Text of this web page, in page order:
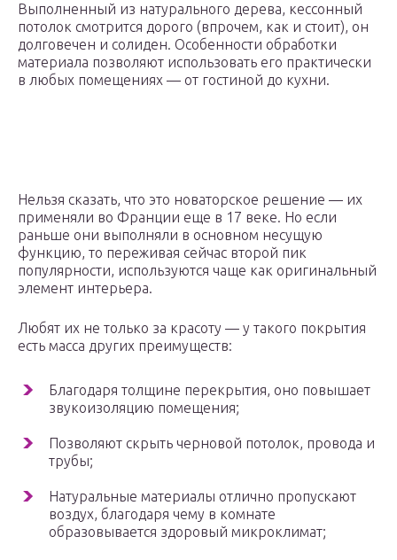
Выполненный из натурального дерева, кессонный
потолок смотрится дорого (впрочем, как и стоит), он
долговечен и солиден. Особенности обработки
материала позволяют использовать его практически
в любых помещениях — от гостиной до кухни.
Нельзя сказать, что это новаторское решение — их
применяли во Франции еще в 17 веке. Но если
раньше они выполняли в основном несущую
функцию, то переживая сейчас второй пик
популярности, используются чаще как оригинальный
элемент интерьера.
Любят их не только за красоту — у такого покрытия
есть масса других преимуществ:
Благодаря толщине перекрытия, оно повышает
звукоизоляцию помещения;
Позволяют скрыть черновой потолок, провода и
трубы;
Натуральные материалы отлично пропускают
воздух, благодаря чему в комнате
образовывается здоровый микроклимат;